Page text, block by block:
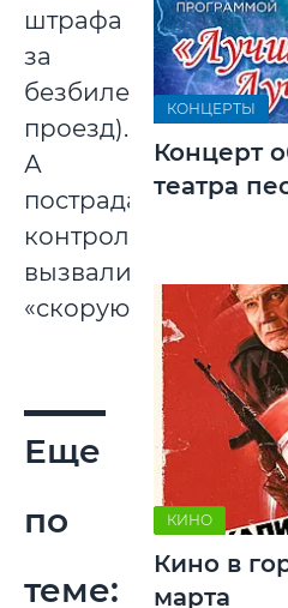
штрафа
за
безбилетный
проезд).
А
пострадавшему
контролеру
вызвали
«скорую».
Еще
по
теме:
КОНЦЕРТЫ
Концерт
театра
КИНО
Кино в
марта